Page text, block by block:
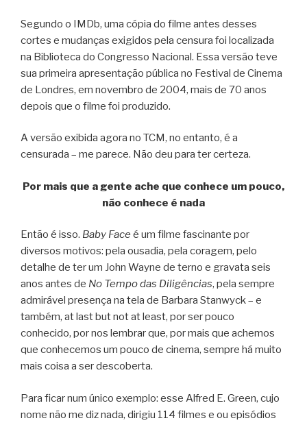
Segundo o IMDb, uma cópia do filme antes desses
cortes e mudanças exigidos pela censura foi localizada
na Biblioteca do Congresso Nacional. Essa versão teve
sua primeira apresentação pública no Festival de Cinema
de Londres, em novembro de 2004, mais de 70 anos
depois que o filme foi produzido.
A versão exibida agora no TCM, no entanto, é a
censurada – me parece. Não deu para ter certeza.
Por mais que a gente ache que conhece um pouco,
não conhece é nada
Então é isso. Baby Face é um filme fascinante por
diversos motivos: pela ousadia, pela coragem, pelo
detalhe de ter um John Wayne de terno e gravata seis
anos antes de No Tempo das Diligências, pela sempre
admirável presença na tela de Barbara Stanwyck – e
também, at last but not at least, por ser pouco
conhecido, por nos lembrar que, por mais que achemos
que conhecemos um pouco de cinema, sempre há muito
mais coisa a ser descoberta.
Para ficar num único exemplo: esse Alfred E. Green, cujo
nome não me diz nada, dirigiu 114 filmes e ou episódios